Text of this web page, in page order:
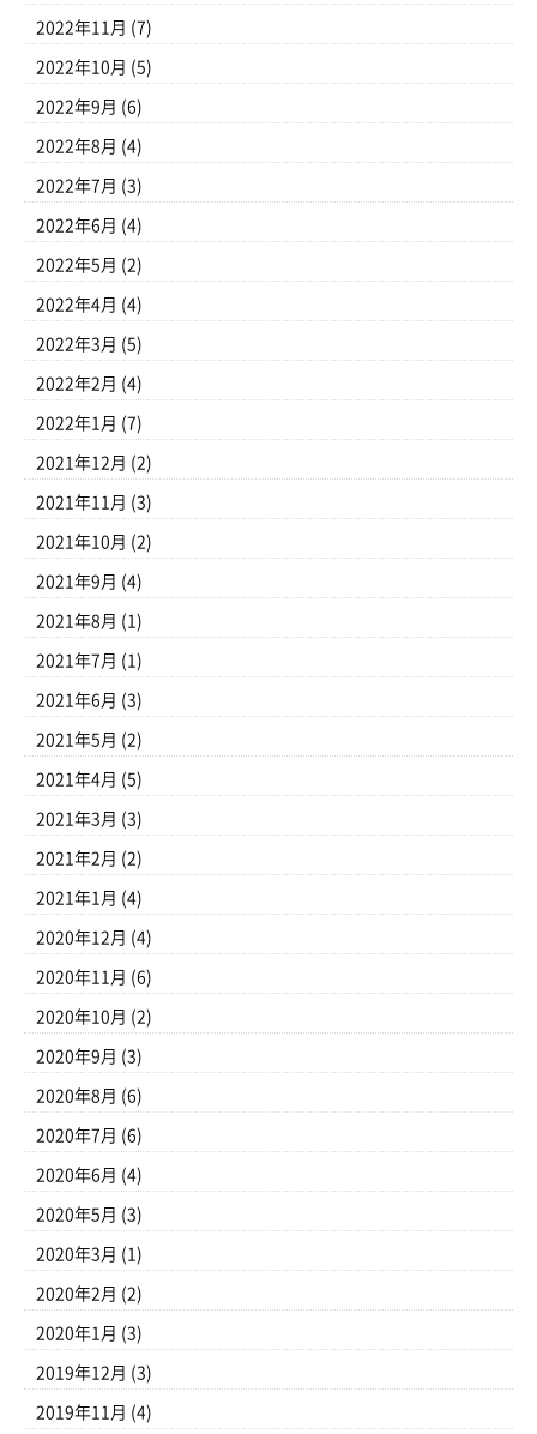
2022年11月 (7)
2022年10月 (5)
2022年9月 (6)
2022年8月 (4)
2022年7月 (3)
2022年6月 (4)
2022年5月 (2)
2022年4月 (4)
2022年3月 (5)
2022年2月 (4)
2022年1月 (7)
2021年12月 (2)
2021年11月 (3)
2021年10月 (2)
2021年9月 (4)
2021年8月 (1)
2021年7月 (1)
2021年6月 (3)
2021年5月 (2)
2021年4月 (5)
2021年3月 (3)
2021年2月 (2)
2021年1月 (4)
2020年12月 (4)
2020年11月 (6)
2020年10月 (2)
2020年9月 (3)
2020年8月 (6)
2020年7月 (6)
2020年6月 (4)
2020年5月 (3)
2020年3月 (1)
2020年2月 (2)
2020年1月 (3)
2019年12月 (3)
2019年11月 (4)